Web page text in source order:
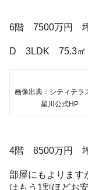
6階 7500万円
D 3LDK 75.3㎡
画像出典：シティテラ
星川公式HP
4階 8500万円
部屋にもよります
はもう1割ほどお